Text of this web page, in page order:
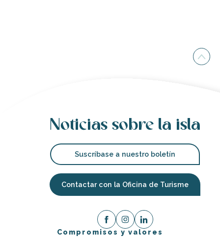
Noticias sobre la isla
Suscríbase a nuestro boletín
Contactar con la Oficina de Turisme
Compromisos y valores